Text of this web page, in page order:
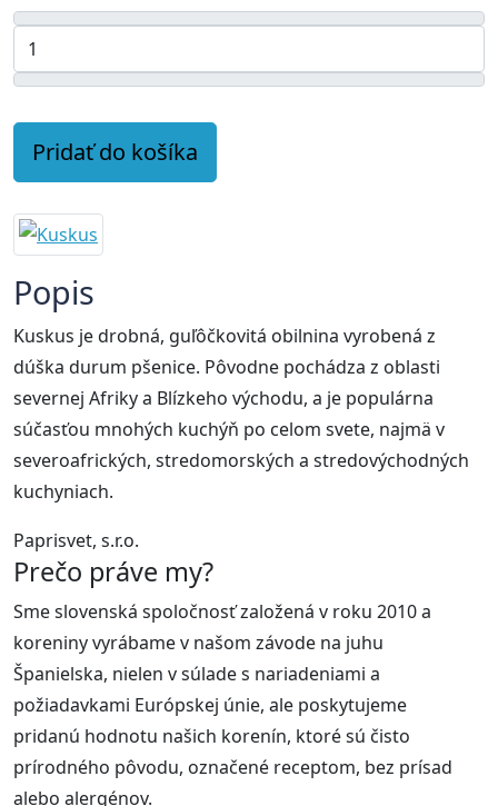
Pridať do košíka
Popis
Kuskus je drobná, guľôčkovitá obilnina vyrobená z
dúška durum pšenice. Pôvodne pochádza z oblasti
severnej Afriky a Blízkeho východu, a je populárna
súčasťou mnohých kuchýň po celom svete, najmä v
severoafrických, stredomorských a stredovýchodných
kuchyniach.
Paprisvet, s.r.o.
Prečo práve my?
Sme slovenská spoločnosť založená v roku 2010 a
koreniny vyrábame v našom závode na juhu
Španielska, nielen v súlade s nariadeniami a
požiadavkami Európskej únie, ale poskytujeme
pridanú hodnotu našich korenín, ktoré sú čisto
prírodného pôvodu, označené receptom, bez prísad
alebo alergénov.